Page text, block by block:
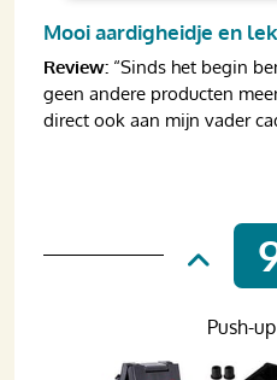
Mooi aardigheidje en
Review: “Sinds het begin
geen andere producten
direct ook aan mijn vader
Push-